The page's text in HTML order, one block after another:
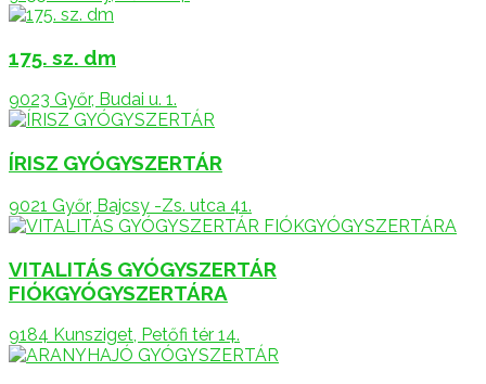
175. sz. dm
9023 Győr, Budai u. 1.
ÍRISZ GYÓGYSZERTÁR
9021 Győr, Bajcsy -Zs. utca 41.
VITALITÁS GYÓGYSZERTÁR
FIÓKGYÓGYSZERTÁRA
9184 Kunsziget, Petőfi tér 14.